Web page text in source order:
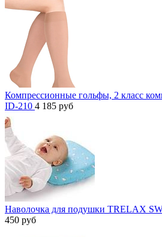
Компрессионные гольфы, 2 класс
ID-210 4 185 руб
Наволочка для подушки TRELAX
450 руб